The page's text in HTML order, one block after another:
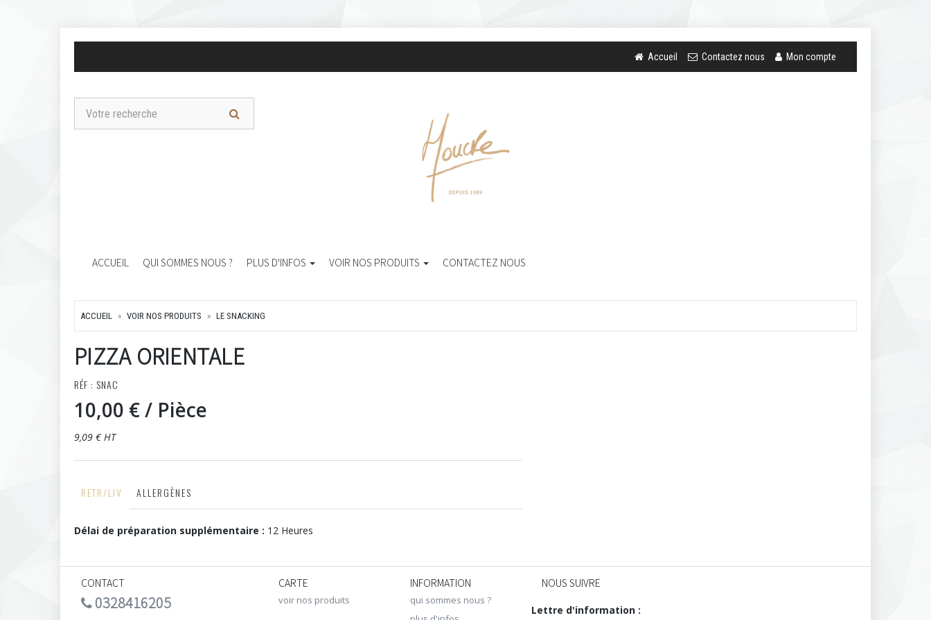
Accueil Contactez nous Mon compte
ACCUEIL QUI SOMMES NOUS ? PLUS D'INFOS VOIR NOS PRODUITS CONTACTEZ NOUS
ACCUEIL VOIR NOS PRODUITS LE SNACKING
PIZZA ORIENTALE
RÉF : SNAC
10,00 €/ Pièce
9,09 € HT
RETR/LIV ALLERGÈNES
Délai de préparation supplémentaire : 12 Heures
CONTACT
0328416205
CARTE
voir nos produits
INFORMATION
qui sommes nous ?
NOUS SUIVRE
Lettre d'information :